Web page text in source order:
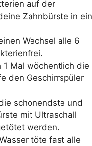
auf der
Zahnbürste in ein
Wechsel alle 6
1 Mal wöchentlich die
den Geschirrspüler
schonendste und
mit Ultraschall
werden.
töte fast alle